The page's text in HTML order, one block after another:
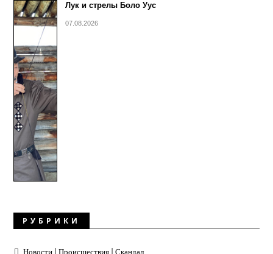
Лук и стрелы Боло Уус
07.08.2026
РУБРИКИ
Новости | Происшествия | Скандал